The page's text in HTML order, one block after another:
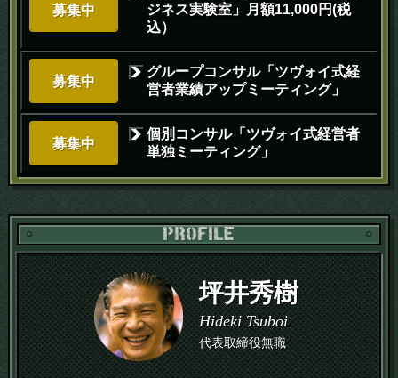
募集中
ジネス実験室」月額11,000円(税
込）
募集中
グループコンサル「ツヴォイ式経
営者業績アップミーティング」
募集中
個別コンサル「ツヴォイ式経営者
単独ミーティング」
坪井秀樹
Hideki Tsuboi
代表取締役無職